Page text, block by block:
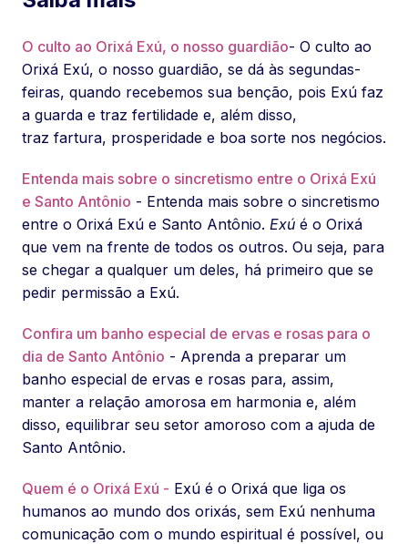
O culto ao Orixá Exú, o nosso guardião- O culto ao
Orixá Exú, o nosso guardião, se dá às segundas-
feiras, quando recebemos sua benção, pois Exú faz
a guarda e traz fertilidade e, além disso,
traz fartura, prosperidade e boa sorte nos negócios.
Entenda mais sobre o sincretismo entre o Orixá Exú
e Santo Antônio - Entenda mais sobre o sincretismo
entre o Orixá Exú e Santo Antônio. Exú é o Orixá
que vem na frente de todos os outros. Ou seja, para
se chegar a qualquer um deles, há primeiro que se
pedir permissão a Exú.
Confira um banho especial de ervas e rosas para o
dia de Santo Antônio - Aprenda a preparar um
banho especial de ervas e rosas para, assim,
manter a relação amorosa em harmonia e, além
disso, equilibrar seu setor amoroso com a ajuda de
Santo Antônio.
Quem é o Orixá Exú - Exú é o Orixá que liga os
humanos ao mundo dos orixás, sem Exú nenhuma
comunicação com o mundo espiritual é possível, ou